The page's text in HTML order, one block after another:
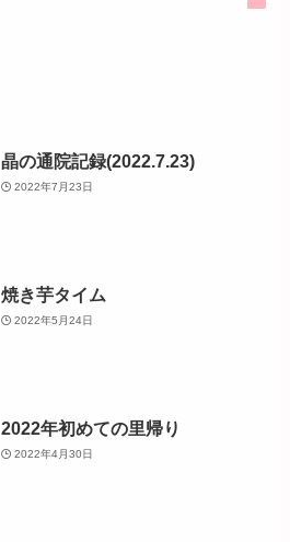
晶の通院記録(2022.7.23)
2022年7月23日
焼き芋タイム
2022年5月24日
2022年初めての里帰り
2022年4月30日